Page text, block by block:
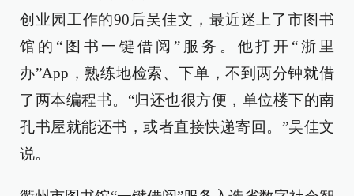
创业园工作的90后吴佳文，最近迷上了市图书
馆的“图书一键借阅”服务。他打开“浙里
办”App，熟练地检索、下单，不到两分钟就借
了两本编程书。“归还也很方便，单位楼下的南
孔书屋就能还书，或者直接快递寄回。”吴佳文
说。